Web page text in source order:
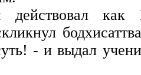
как
- и выдал